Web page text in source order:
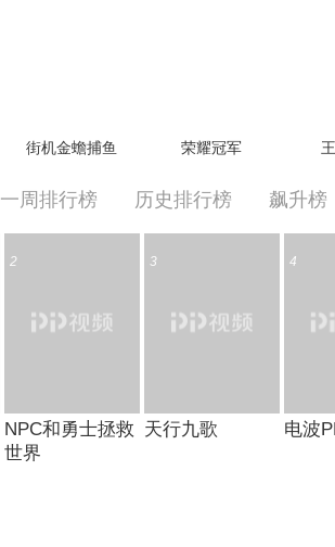
街机金蟾捕鱼 荣耀冠军
一周排行榜 历史排行榜 飙升榜
NPC和勇士拯救
世界
2
天行九歌
3
电波
4